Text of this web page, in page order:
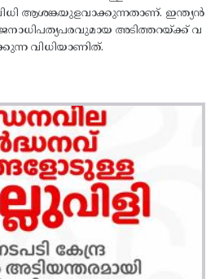
ആശങ്കയുളവാക്കുന്നതാണ്. ഇന്ത്യൻ
ജനാധിപത്യപരവുമായ അടിത്തറയ്ക്ക് വ
വിധിയാണിത്.